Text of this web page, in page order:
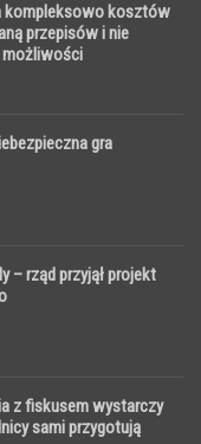
kompleksowo kosztów
przepisów i nie
możliwości
gra
– rząd przyjął projekt
z fiskusem wystarczy
sami przygotują